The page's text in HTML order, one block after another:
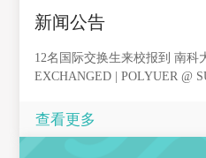
新闻公告
12名国际交换生来校报到 南科
EXCHANGED | POLYUER @
查看更多